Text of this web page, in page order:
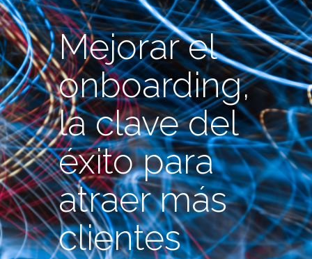
Mejorar el
onboarding,
la clave del
éxito para
atraer más
clientes